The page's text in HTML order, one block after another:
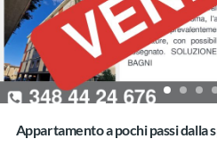
Appartamento a pochi passi dalla